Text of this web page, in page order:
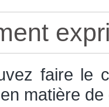
faire le
matière